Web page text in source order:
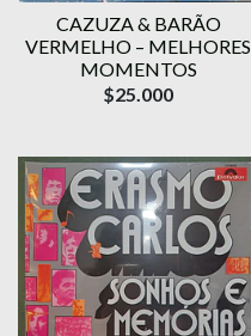
CAZUZA & BARÃO
VERMELHO – MELHORES
MOMENTOS
$25.000